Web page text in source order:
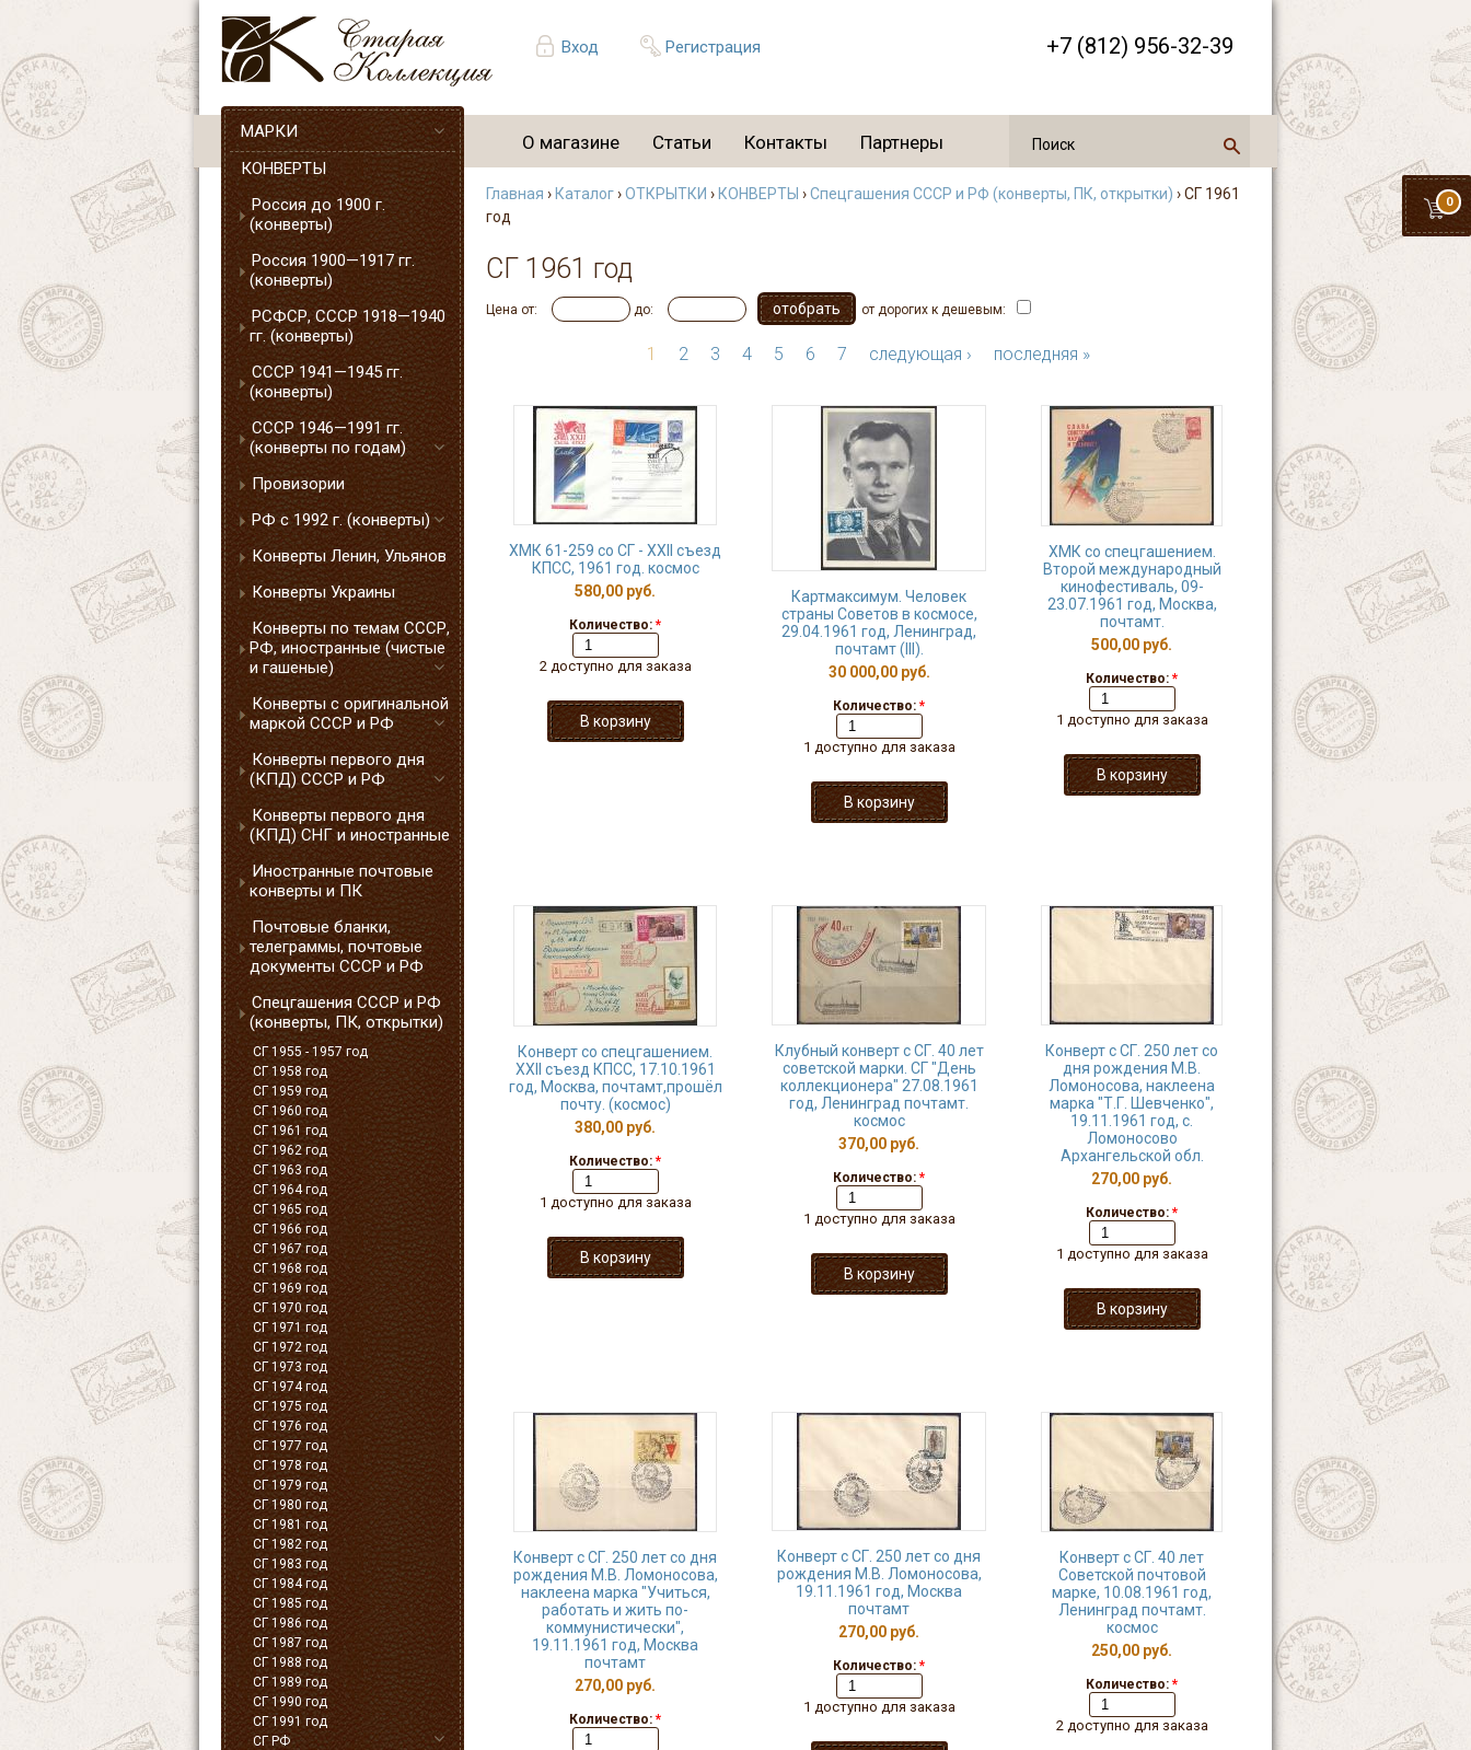
Вход Регистрация +7 (812) 956-32-39
0
О магазине Статьи Контакты Партнеры
МАРКИ
КОНВЕРТЫ
Россия до 1900 г.
(конверты)
Россия 1900—1917 гг.
(конверты)
РСФСР, СССР 1918—1940
гг. (конверты)
СССР 1941—1945 гг.
(конверты)
СССР 1946—1991 гг.
(конверты по годам)
Провизории
РФ с 1992 г. (конверты)
Конверты Ленин, Ульянов
Конверты Украины
Конверты по темам СССР,
РФ, иностранные (чистые
и гашеные)
Конверты с оригинальной
маркой СССР и РФ
Конверты первого дня
(КПД) СССР и РФ
Конверты первого дня
(КПД) СНГ и иностранные
Иностранные почтовые
конверты и ПК
Почтовые бланки,
телеграммы, почтовые
документы СССР и РФ
Спецгашения СССР и РФ
(конверты, ПК, открытки)
СГ 1955 - 1957 год
СГ 1958 год
СГ 1959 год
СГ 1960 год
СГ 1961 год
СГ 1962 год
СГ 1963 год
СГ 1964 год
СГ 1965 год
СГ 1966 год
СГ 1967 год
СГ 1968 год
СГ 1969 год
СГ 1970 год
СГ 1971 год
СГ 1972 год
СГ 1973 год
СГ 1974 год
СГ 1975 год
СГ 1976 год
СГ 1977 год
СГ 1978 год
СГ 1979 год
СГ 1980 год
СГ 1981 год
СГ 1982 год
СГ 1983 год
СГ 1984 год
СГ 1985 год
СГ 1986 год
СГ 1987 год
СГ 1988 год
СГ 1989 год
СГ 1990 год
СГ 1991 год
СГ РФ
Главная › Каталог›ОТКРЫТКИ › КОНВЕРТЫ ›Спецгашения СССР и РФ (конверты, ПК, открытки) › СГ 1961
год
СГ 1961 год
Цена от: до: от дорогих к дешевым:
1 2 3 4 5 6 7 следующая › последняя »
ХМК 61-259 со СГ - XXII съезд
КПСС, 1961 год. космос
580,00 руб.
Количество: *
2 доступно для заказа
Картмаксимум. Человек
страны Советов в космосе,
29.04.1961 год, Ленинград,
почтамт (III).
30 000,00 руб.
Количество: *
1 доступно для заказа
ХМК со спецгашением.
Второй международный
кинофестиваль, 09-
23.07.1961 год, Москва,
почтамт.
500,00 руб.
Количество: *
1 доступно для заказа
Конверт со спецгашением.
XXII съезд КПСС, 17.10.1961
год, Москва, почтамт,прошёл
почту. (космос)
380,00 руб.
Количество: *
1 доступно для заказа
Клубный конверт с СГ. 40 лет
советской марки. СГ "День
коллекционера" 27.08.1961
год, Ленинград почтамт.
космос
370,00 руб.
Количество: *
1 доступно для заказа
Конверт с СГ. 250 лет со
дня рождения М.В.
Ломоносова, наклеена
марка "Т.Г. Шевченко",
19.11.1961 год, с.
Ломоносово
Архангельской обл.
270,00 руб.
Количество: *
1 доступно для заказа
Конверт с СГ. 250 лет со дня
рождения М.В. Ломоносова,
наклеена марка "Учиться,
работать и жить по-
коммунистически",
19.11.1961 год, Москва
почтамт
270,00 руб.
Количество: *
Конверт с СГ. 250 лет со дня
рождения М.В. Ломоносова,
19.11.1961 год, Москва
почтамт
270,00 руб.
Количество: *
1 доступно для заказа
Конверт с СГ. 40 лет
Советской почтовой
марке, 10.08.1961 год,
Ленинград почтамт.
космос
250,00 руб.
Количество: *
2 доступно для заказа